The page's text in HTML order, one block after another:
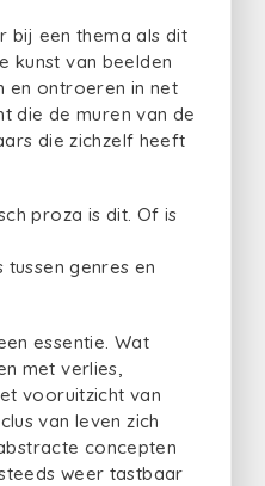
bij een thema als dit
kunst van beelden
en ontroeren in net
die de muren van de
die zichzelf heeft
proza is dit. Of is
genres en
essentie. Wat
met verlies,
vooruitzicht van
van leven zich
concepten
weer tastbaar